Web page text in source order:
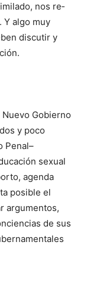
nos re­
Y algo muy
discutir y
Gobierno
y poco
Penal–
sexual
agenda
posible el
argumentos,
de sus